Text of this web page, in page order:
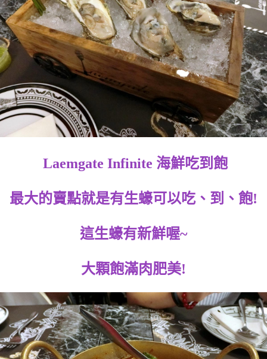
Laemgate Infinite 海鮮吃到飽
最大的賣點就是有生蠔可以吃、到、飽!
這生蠔有新鮮喔~
大顆飽滿肉肥美!